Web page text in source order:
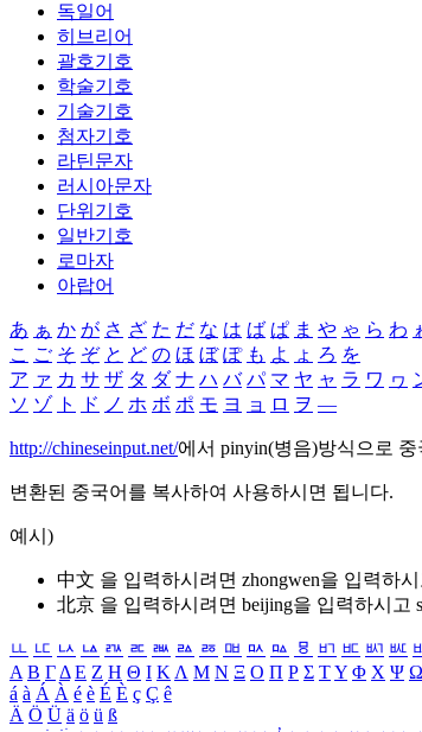
독일어
히브리어
괄호기호
학술기호
기술기호
첨자기호
라틴문자
러시아문자
단위기호
일반기호
로마자
아랍어
あ ぁ か が さ ざ た だ な は ば ぱ ま や ゃ ら わ
こ ご そ ぞ と ど の ほ ぼ ぽ も よ ょ ろ を
ア ァ カ サ ザ タ ダ ナ ハ バ パ マ ヤ ャ ラ ワ ヮ
ソ ゾ ト ド ノ ホ ボ ポ モ ヨ ョ ロ ヲ ―
http://chineseinput.net/에서 pinyin(병음)방식으로
변환된 중국어를 복사하여 사용하시면 됩니다.
예시)
中文 을 입력하시려면 zhongwen을 입력하
北京 을 입력하시려면 beijing을 입력하시고
ㅥ ㅦ ㅧ ㅨ ㅩ ㅪ ㅫ ㅬ ㅭ ㅮ ㅯ ㅰ ㅱ ㅲ ㅳ ㅴ ㅵ
Α Β ΓΔ Ε Ζ Η Θ Ι ΚΛ Μ Ν Ξ Ο Π Ρ Σ ΤΥ Φ Χ Ψ Ω
á à Á À é è É È ç Ç ê
Ä Ö Ü ä ö ü ß